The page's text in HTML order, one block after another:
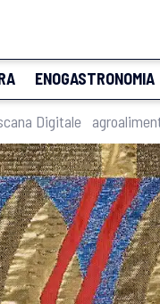
ENOGASTRONOMIA
Digitale